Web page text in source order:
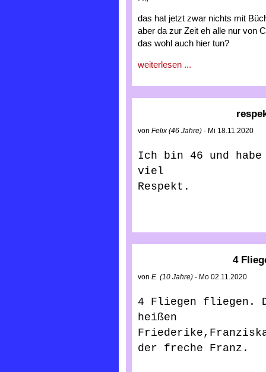
das hat jetzt zwar nichts mit
aber da zur Zeit eh alle nur von
das wohl auch hier tun?
weiterlesen ...
von Felix (46 Jahre) - Mi 18.11.2020
Ich bin 46 und
viel
Respekt.
4
von E. (10 Jahre) - Mo 02.11.2020
4 Fliegen fliegen.
heißen
der freche Franz.